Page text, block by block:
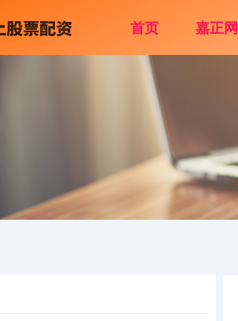
首页 嘉正网